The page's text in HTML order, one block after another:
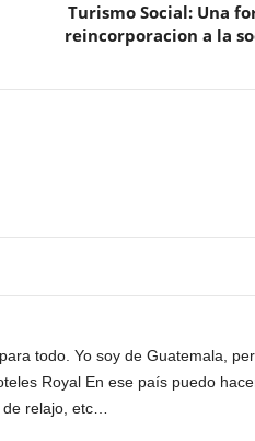
Turismo Social: Una
reincorporacion a la
todo. Yo soy de Guatemala,
Royal En ese país puedo
relajo, etc…